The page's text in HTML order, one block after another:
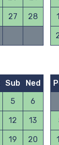
27 28
Sub
Ned
5 6
12 13
19 20